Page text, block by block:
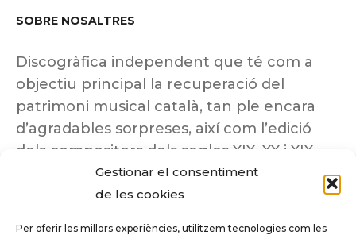
Gestionar el consentiment
de les cookies
Per oferir les millors experiències, utilitzem tecnologies com les
SOBRE NOSALTRES
Discogràfica independent que té com a
objectiu principal la recuperació del
patrimoni musical català, tan ple encara
d’agradables sorpreses, així com l’edició
dels compositors dels segles XIX, XX i XIX
insuficientment coneguts.